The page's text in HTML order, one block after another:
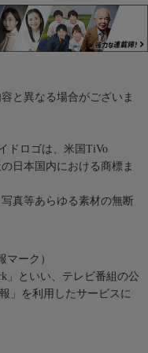
と異なる場合がございま
ドロゴは、米国TiVo
日本国内における商標ま
真等あらゆる素材の無断
マーク）
」といい、テレビ番組の公
」を利用したサービスに